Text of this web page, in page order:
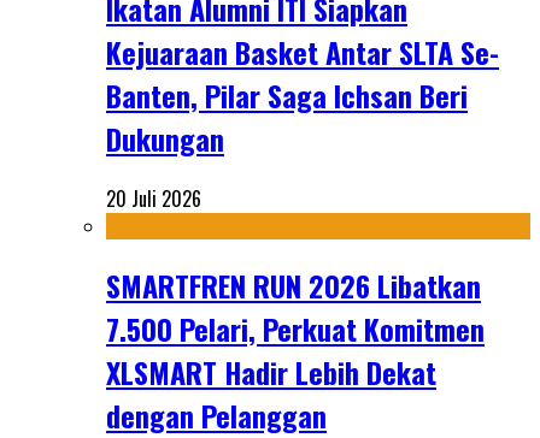
Kejuaraan Basket Antar SLTA Se-
Banten, Pilar Saga Ichsan Beri
Dukungan
20 Juli 2026
SMARTFREN RUN 2026 Libatkan
7.500 Pelari, Perkuat Komitmen
XLSMART Hadir Lebih Dekat
dengan Pelanggan